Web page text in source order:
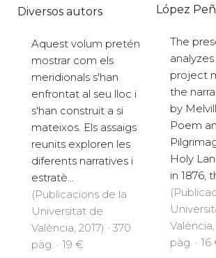
Diversos autors
Aquest volum pretén
mostrar com els
meridionals s'han
enfrontat al seu lloc i
s'han construït a si
mateixos. Els assaigs
reunits exploren les
diferents narratives i
estratè...
(Publicacions de la
Universitat de
València, 2017) · 370
pàg. · 19 €
López
The
project
the
by
Poem
Holy
in 1876,
València,
pàg. · 16